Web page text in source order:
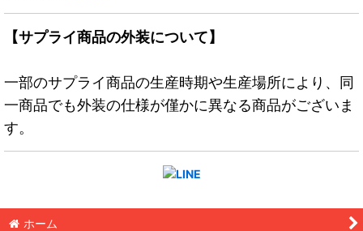
【サプライ商品の外装について】
一部のサプライ商品の生産時期や生産場所により、同
一商品でも外装の仕様が僅かに異なる商品がございま
す。
ホーム